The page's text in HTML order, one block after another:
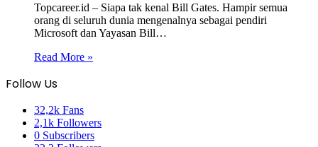
Topcareer.id – Siapa tak kenal Bill Gates. Hampir semua
orang di seluruh dunia mengenalnya sebagai pendiri
Microsoft dan Yayasan Bill…
Read More »
Follow Us
32,2k Fans
2,1k Followers
0 Subscribers